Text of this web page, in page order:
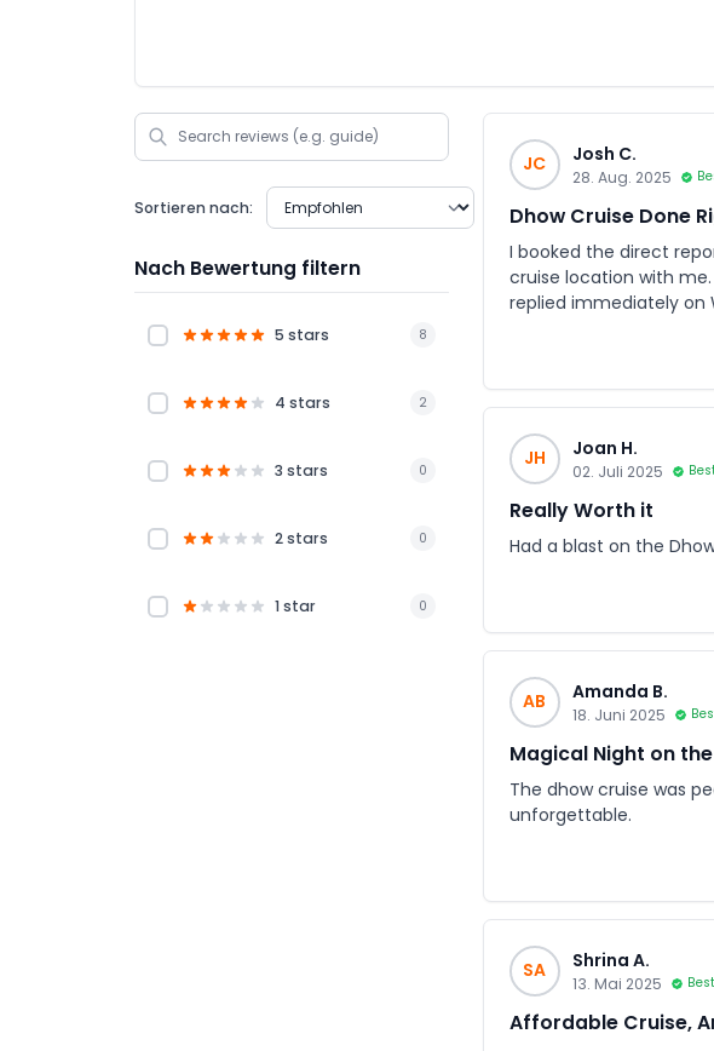
Sortieren nach:
Nach Bewertung filtern
5 stars 8
4 stars 2
3 stars 0
2 stars 0
1 star 0
JC Josh C.
28. Aug. 2025
Dhow Cruise Done
I booked the direct
cruise location with
replied immediately on
JH Joan H.
02. Juli 2025
Really Worth it
Had a blast on the
AB Amanda B.
18. Juni 2025
Magical Night on
The dhow cruise was
unforgettable.
SA Shrina A.
13. Mai 2025
Affordable Cruise,